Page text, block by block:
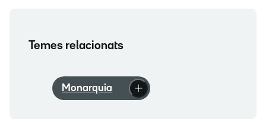
Temes relacionats
Monarquia